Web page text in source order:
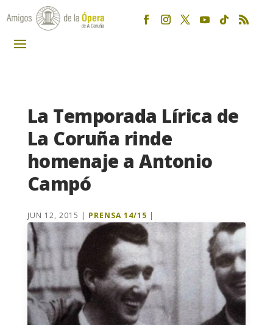
La Temporada Lírica de
La Coruña rinde
homenaje a Antonio
Campó
JUN 12, 2015 | PRENSA 14/15 |